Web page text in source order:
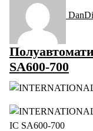
SA600-700